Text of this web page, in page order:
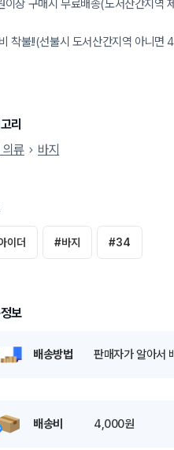
이상 구매시 무료배송(도서산간지역
착불!!(선불시 도서산간지역 아니면
리
의류
바지
이더 #바지 #34
보
배송방법 판매자가 알아서
배송비 4,000원